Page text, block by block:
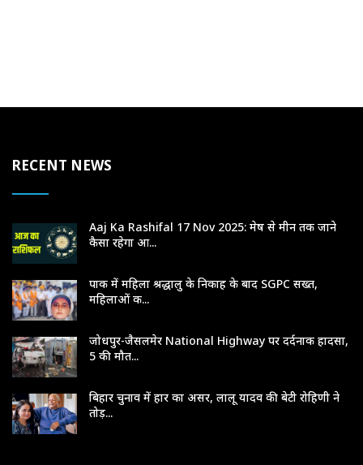
RECENT NEWS
Aaj Ka Rashifal 17 Nov 2025: मेष से मीन तक जाने
कैसा रहेगा आ...
पाक में महिला श्रद्धालु के निकाह के बाद SGPC सख्त,
महिलाओं क...
जोधपुर-जैसलमेर National Highway पर दर्दनाक हादसा,
5 की मौत...
बिहार चुनाव में हार का असर, लालू यादव की बेटी रोहिणी ने
तोड़...